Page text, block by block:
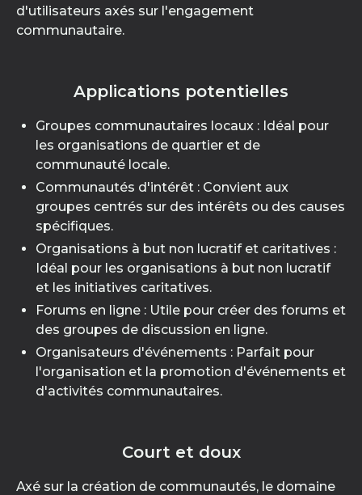
d'utilisateurs axés sur l'engagement
communautaire.
Applications potentielles
Groupes communautaires locaux : Idéal pour
les organisations de quartier et de
communauté locale.
Communautés d'intérêt : Convient aux
groupes centrés sur des intérêts ou des causes
spécifiques.
Organisations à but non lucratif et caritatives :
Idéal pour les organisations à but non lucratif
et les initiatives caritatives.
Forums en ligne : Utile pour créer des forums et
des groupes de discussion en ligne.
Organisateurs d'événements : Parfait pour
l'organisation et la promotion d'événements et
d'activités communautaires.
Court et doux
Axé sur la création de communautés, le domaine